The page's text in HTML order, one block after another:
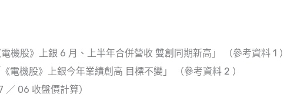
機股》上銀 6 月、上半年合併營收 雙創同期新高」 （參考資料 1 ）
電機股》上銀今年業績創高 目標不變」 （參考資料 2 ）
／ 06 收盤價計算）